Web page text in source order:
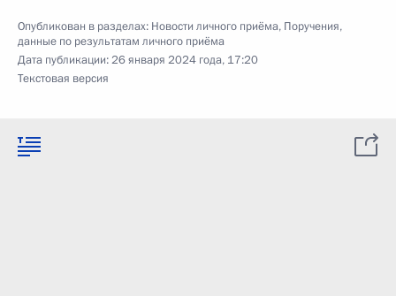
Опубликован в разделах: Новости личного приёма, Поручения,
данные по результатам личного приёма
Дата публикации:26 января 2024 года, 17:20
Текстовая версия